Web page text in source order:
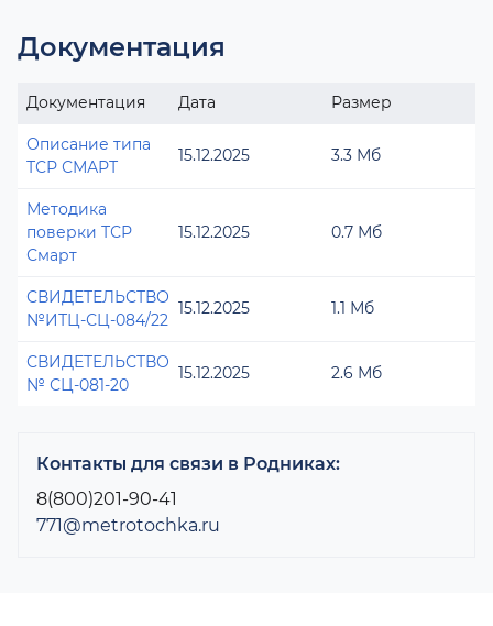
Документация
Документация Дата Размер
Описание типа
ТСР СМАРТ
15.12.2025 3.3 Мб
Методика
поверки ТСР
Смарт
15.12.2025 0.7 Мб
СВИДЕТЕЛЬСТВО
№ИТЦ-СЦ-084/22
15.12.2025 1.1 Мб
СВИДЕТЕЛЬСТВО
№ СЦ-081-20
15.12.2025 2.6 Мб
Контакты для связи в Родниках:
8(800)201-90-41
771@metrotochka.ru